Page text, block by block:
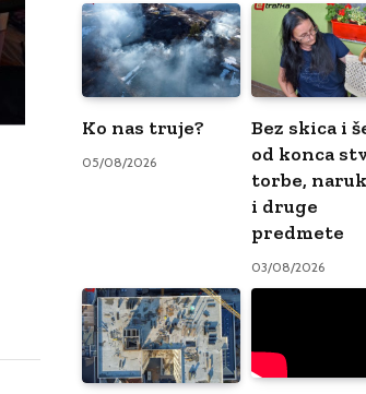
Ko nas truje?
05/08/2026
Bez skica i
od konca
torbe,
i druge
predmete
03/08/2026